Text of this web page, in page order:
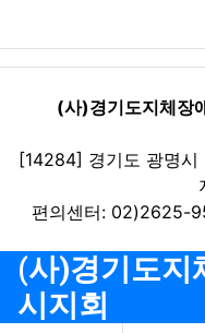
(사)경기도지체장
[14284] 경기도 광명시
편의센터: 02)2625-
(사)경기도지
시지회